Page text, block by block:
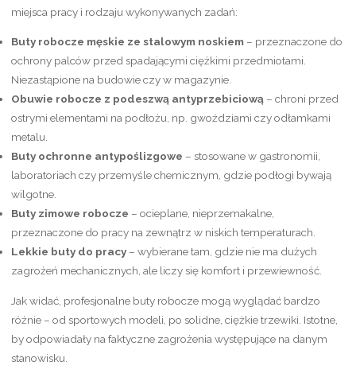
miejsca pracy i rodzaju wykonywanych zadań:
Buty robocze męskie ze stalowym noskiem– przeznaczone do
ochrony palców przed spadającymi ciężkimi przedmiotami.
Niezastąpione na budowie czy w magazynie.
Obuwie robocze z podeszwą antyprzebiciową– chroni przed
ostrymi elementami na podłożu, np. gwoździami czy odłamkami
metalu.
Buty ochronne antypoślizgowe – stosowane w gastronomii,
laboratoriach czy przemyśle chemicznym, gdzie podłogi bywają
wilgotne.
Buty zimowe robocze – ocieplane, nieprzemakalne,
przeznaczone do pracy na zewnątrz w niskich temperaturach.
Lekkie buty do pracy– wybierane tam, gdzie nie ma dużych
zagrożeń mechanicznych, ale liczy się komfort i przewiewność.
Jak widać, profesjonalne buty robocze mogą wyglądać bardzo
różnie – od sportowych modeli, po solidne, ciężkie trzewiki. Istotne,
by odpowiadały na faktyczne zagrożenia występujące na danym
stanowisku.